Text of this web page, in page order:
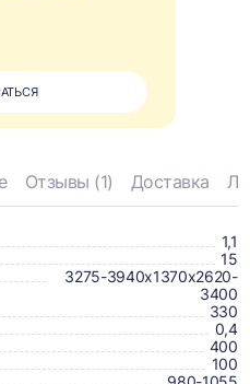
Отзывы (1) Доставка
1,1
15
3275-3940х1370х2620-
3400
330
0,4
400
100